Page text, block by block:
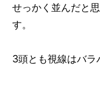
せっかく並んだと
す。
3頭とも視線はバラ